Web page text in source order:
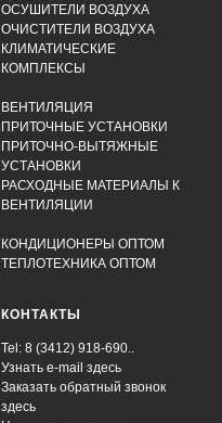
ОСУШИТЕЛИ ВОЗДУХА
ОЧИСТИТЕЛИ ВОЗДУХА
КЛИМАТИЧЕСКИЕ
КОМПЛЕКСЫ
ВЕНТИЛЯЦИЯ
ПРИТОЧНЫЕ УСТАНОВКИ
ПРИТОЧНО-ВЫТЯЖНЫЕ
УСТАНОВКИ
РАСХОДНЫЕ МАТЕРИАЛЫ К
ВЕНТИЛЯЦИИ
КОНДИЦИОНЕРЫ ОПТОМ
ТЕПЛОТЕХНИКА ОПТОМ
КОНТАКТЫ
Tel: 8 (3412) 918-690..
Узнать e-mail здесь
Заказать обратный звонок
здесь